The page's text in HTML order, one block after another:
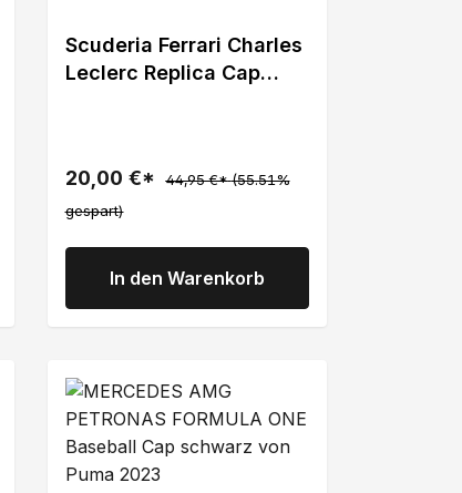
Scuderia Ferrari Charles
Leclerc Replica Cap
20,00 €* 44,95 €*(55.51%
gespart)
In den Warenkorb